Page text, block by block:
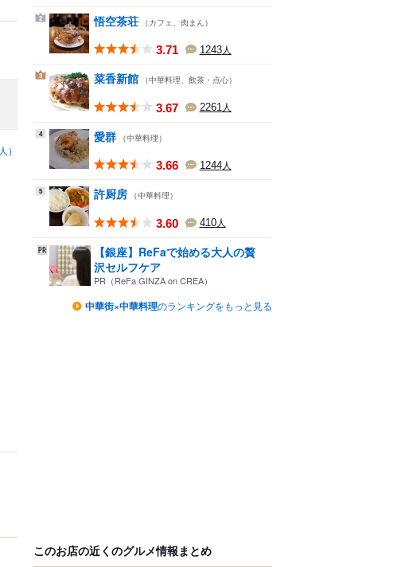
人）
2 悟空茶荘 （カフェ、肉まん）
3.71 1243人
3 菜香新館 （中華料理、飲茶・点心）
3.67 2261人
4 愛群 （中華料理）
3.66 1244人
5 許厨房 （中華料理）
3.60 410人
【銀座】ReFaで始める大人の贅
沢セルフケア
PR（ReFa GINZA on CREA）
中華街×中華料理のランキングをもっと見る
このお店の近くのグルメ情報まとめ